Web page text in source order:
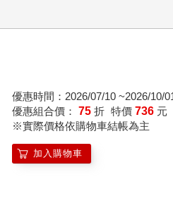
優惠時間：2026/07/10 ~2026/10/
優惠組合價： 75 折 特價 736 元
※實際價格依購物車結帳為主
加入購物車